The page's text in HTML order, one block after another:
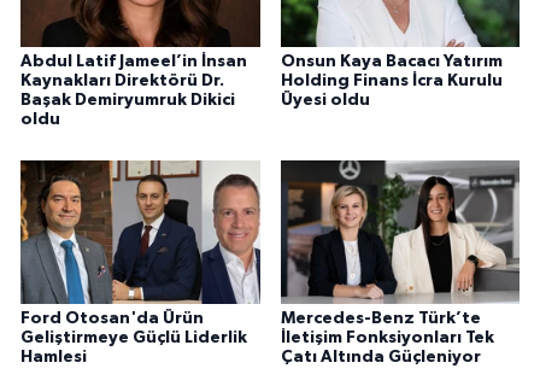
Abdul Latif Jameel’in İnsan
Kaynakları Direktörü Dr.
Başak Demiryumruk Dikici
oldu
Onsun Kaya Bacacı Yatırım
Holding Finans İcra Kurulu
Üyesi oldu
Ford Otosan'da Ürün
Geliştirmeye Güçlü Liderlik
Hamlesi
Mercedes-Benz Türk’te
İletişim Fonksiyonları Tek
Çatı Altında Güçleniyor